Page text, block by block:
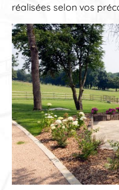
réalisées selon vos